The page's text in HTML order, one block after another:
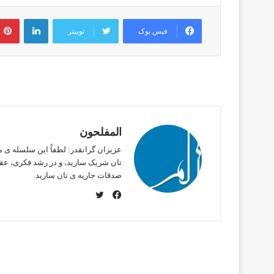
فیس بوک توییتر
لینکدین
المفلحون
عزیزان گرانقدر: لطفاً این سلسله ی
تان شریک سازید، و در رشد فکری،
صدقات جاریه ی تان سازید.
ی